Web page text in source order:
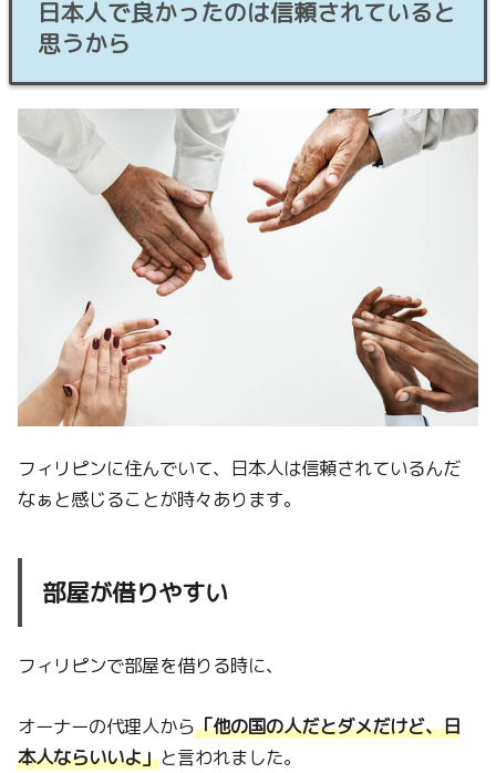
日本人で良かったのは信頼されていると
思うから
フィリピンに住んでいて、日本人は信頼されているんだ
なぁと感じることが時々あります。
部屋が借りやすい
フィリピンで部屋を借りる時に、
オーナーの代理人から「他の国の人だとダメだけど、日
本人ならいいよ」と言われました。